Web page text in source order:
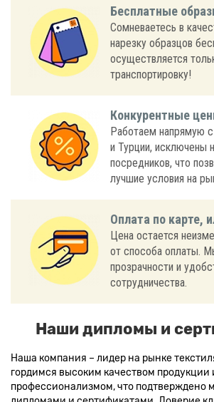
Бесплатные
Сомневаетесь в
нарезку образцов
осуществляется
транспортировку!
Конкурентные
Работаем напрямую
и Турции, исключены
посредников, что
лучшие условия на
Оплата по карте,
Цена остается
от способа оплаты.
прозрачности и
сотрудничества.
Наши дипломы и
Наша компания – лидер на рынке
гордимся высоким качеством продукции
профессионализмом, что подтверждено